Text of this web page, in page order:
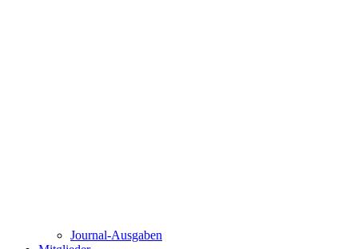
Journal-Ausgaben